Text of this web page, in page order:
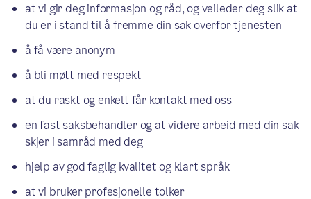
at vi gir deg informasjon og råd, og veileder deg slik at
du er i stand til å fremme din sak overfor tjenesten
å få være anonym
å bli møtt med respekt
at du raskt og enkelt får kontakt med oss
en fast saksbehandler og at videre arbeid med din sak
skjer i samråd med deg
hjelp av god faglig kvalitet og klart språk
at vi bruker profesjonelle tolker